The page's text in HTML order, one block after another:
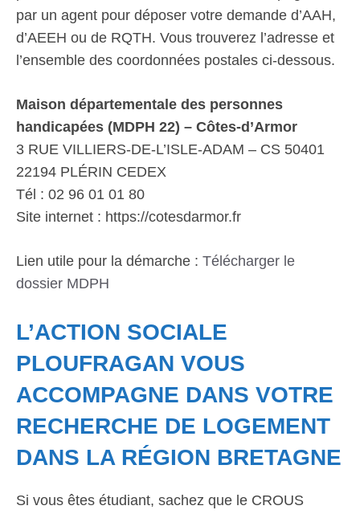
par un agent pour déposer votre demande d’AAH,
d’AEEH ou de RQTH. Vous trouverez l’adresse et
l’ensemble des coordonnées postales ci-dessous.
Maison départementale des personnes
handicapées (MDPH 22) – Côtes-d’Armor
3 RUE VILLIERS-DE-L’ISLE-ADAM – CS 50401
22194 PLÉRIN CEDEX
Tél : 02 96 01 01 80
Site internet : https://cotesdarmor.fr
Lien utile pour la démarche : Télécharger le
dossier MDPH
L’ACTION SOCIALE
PLOUFRAGAN VOUS
ACCOMPAGNE DANS VOTRE
RECHERCHE DE LOGEMENT
DANS LA RÉGION BRETAGNE
Si vous êtes étudiant, sachez que le CROUS